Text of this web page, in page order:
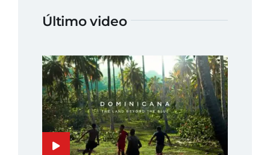
Último video